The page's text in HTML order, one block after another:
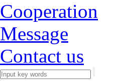
Cooperation
Message
Contact us